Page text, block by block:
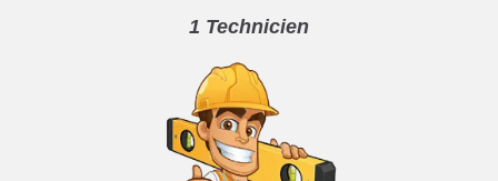
1 Technicien